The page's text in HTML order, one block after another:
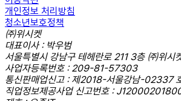
개인정보 처리방침
청소년보호정책
㈜위시켓
대표이사 : 박우범
서울특별시 강남구 테헤란로 211 3층 ㈜위시
사업자등록번호 : 209-81-57303
통신판매업신고 : 제2018-서울강남-02337
직업정보제공사업 신고번호 :